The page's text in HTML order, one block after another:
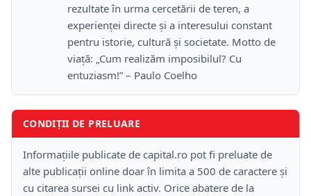
rezultate în urma cercetării de teren, a
experienței directe și a interesului constant
pentru istorie, cultură și societate. Motto de
viață: „Cum realizăm imposibilul? Cu
entuziasm!” – Paulo Coelho
CONDIȚII DE PRELUARE
Informațiile publicate de capital.ro pot fi preluate de
alte publicații online doar în limita a 500 de caractere și
cu citarea sursei cu link activ. Orice abatere de la